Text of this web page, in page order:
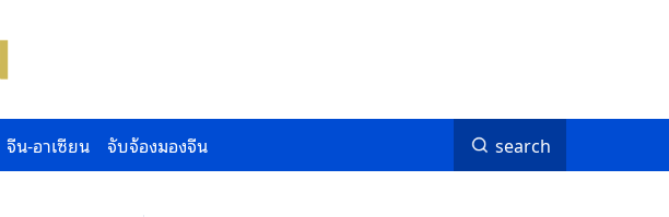
จีน-อาเซียน จับจ้องมองจีน search